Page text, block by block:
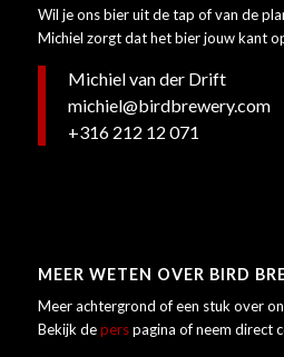
Wil je ons bier uit de tap of van de
Michiel zorgt dat het bier jouw kant
Michiel van der Drift
michiel@birdbrewery.com
+316 212 12 071
MEER WETEN OVER BIRD
Meer achtergrond of een stuk over
Bekijk deperspagina of neem direct